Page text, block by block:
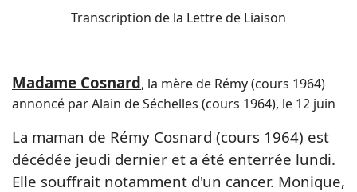
Transcription de la Lettre de Liaison
Madame Cosnard, la mère de Rémy (cours 1964)
annoncé par Alain de Séchelles (cours 1964), le 12 juin
La maman de Rémy Cosnard (cours 1964) est
décédée jeudi dernier et a été enterrée lundi.
Elle souffrait notamment d'un cancer. Monique,